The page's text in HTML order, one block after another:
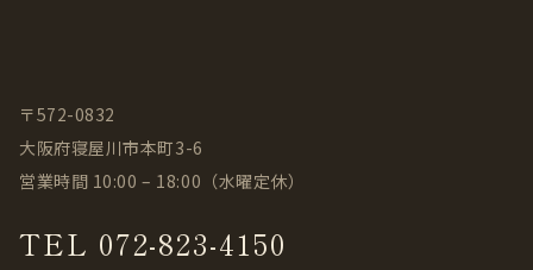
〒572-0832
大阪府寝屋川市本町3-6
営業時間 10:00 – 18:00（水曜定休）
TEL 072-823-4150